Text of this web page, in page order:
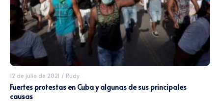
12 de julio de 2021 / Rudy
Fuertes protestas en Cuba y algunas de sus principales
causas